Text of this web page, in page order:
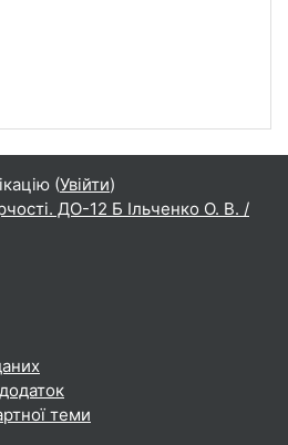
(Увійти)
ДО-12 Б Ільченко О. В. /
теми